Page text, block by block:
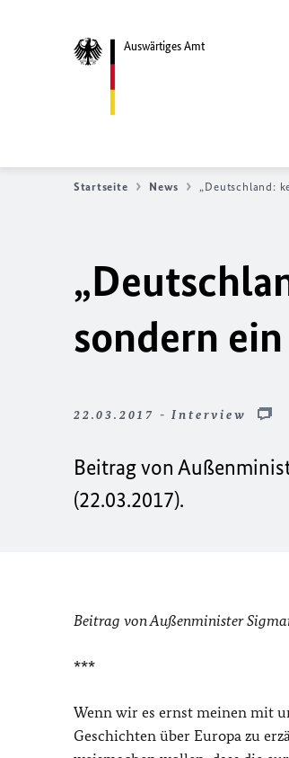
Auswärtiges Amt
Startseite News „Deutschland:
sondern
22.03.2017 - Interview
Beitrag von
(22.03.2017).
Beitrag von Außenminister
***
Wenn wir es ernst meinen mit
Geschichten über Europa zu